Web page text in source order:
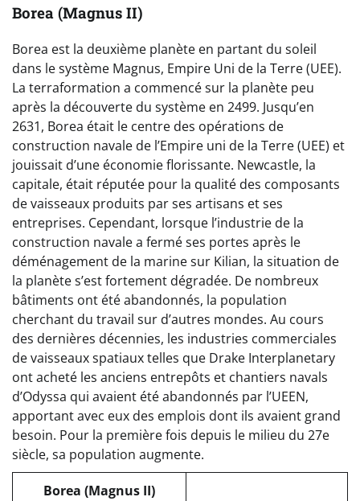
Borea (Magnus II)
Borea est la deuxième planète en partant du soleil
dans le système Magnus, Empire Uni de la Terre (UEE).
La terraformation a commencé sur la planète peu
après la découverte du système en 2499. Jusqu’en
2631, Borea était le centre des opérations de
construction navale de l’Empire uni de la Terre (UEE) et
jouissait d’une économie florissante. Newcastle, la
capitale, était réputée pour la qualité des composants
de vaisseaux produits par ses artisans et ses
entreprises. Cependant, lorsque l’industrie de la
construction navale a fermé ses portes après le
déménagement de la marine sur Kilian, la situation de
la planète s’est fortement dégradée. De nombreux
bâtiments ont été abandonnés, la population
cherchant du travail sur d’autres mondes. Au cours
des dernières décennies, les industries commerciales
de vaisseaux spatiaux telles que Drake Interplanetary
ont acheté les anciens entrepôts et chantiers navals
d’Odyssa qui avaient été abandonnés par l’UEEN,
apportant avec eux des emplois dont ils avaient grand
besoin. Pour la première fois depuis le milieu du 27e
siècle, sa population augmente.
Borea (Magnus II)